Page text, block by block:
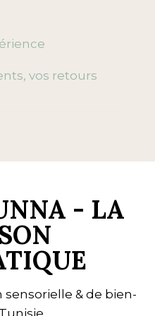
vos retours
- LA
& de bien-